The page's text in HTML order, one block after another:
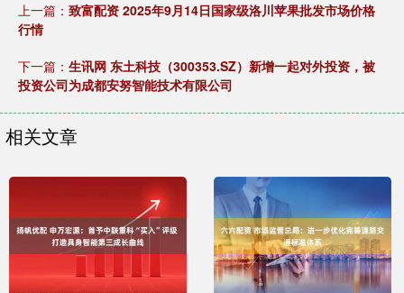
上一篇： 致富配资 2025年9月14日国家级洛川苹果批发市场价格
行情
下一篇： 生讯网 东土科技（300353.SZ）新增一起对外投资，被
投资公司为成都安努智能技术有限公司
相关文章